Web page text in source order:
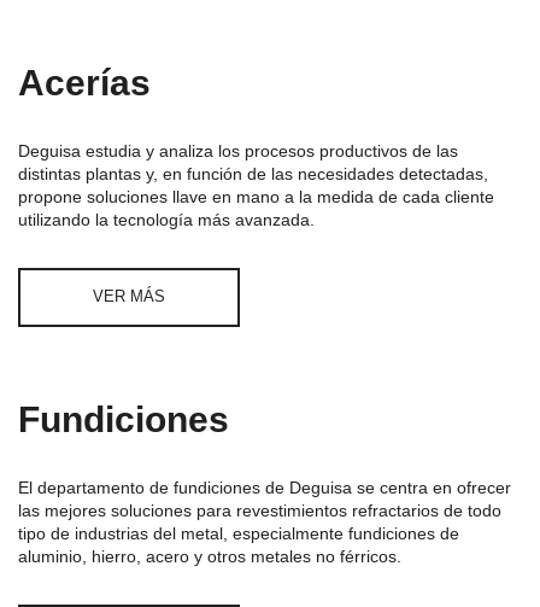
Acerías
Deguisa estudia y analiza los procesos productivos de las
distintas plantas y, en función de las necesidades detectadas,
propone soluciones llave en mano a la medida de cada cliente
utilizando la tecnología más avanzada.
VER MÁS
Fundiciones
El departamento de fundiciones de Deguisa se centra en ofrecer
las mejores soluciones para revestimientos refractarios de todo
tipo de industrias del metal, especialmente fundiciones de
aluminio, hierro, acero y otros metales no férricos.